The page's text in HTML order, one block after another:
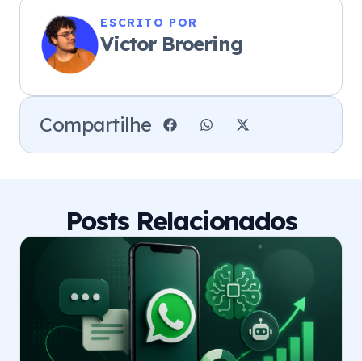
ESCRITO POR
Victor Broering
Compartilhe
Posts Relacionados